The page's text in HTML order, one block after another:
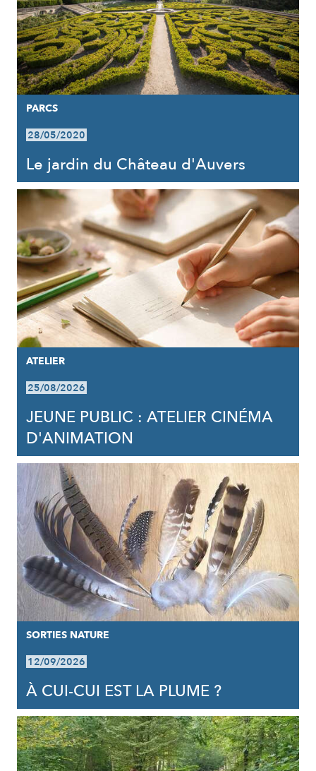
PARCS
28/05/2020
Le jardin du Château d'Auvers
ATELIER
25/08/2026
JEUNE PUBLIC : ATELIER CINÉMA
D'ANIMATION
SORTIES NATURE
12/09/2026
À CUI-CUI EST LA PLUME ?